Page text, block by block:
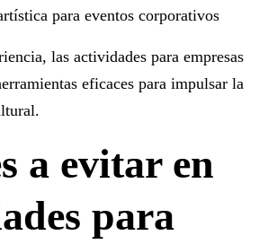
para eventos corporativos
las actividades para empresas
eficaces para impulsar la
a evitar en
para